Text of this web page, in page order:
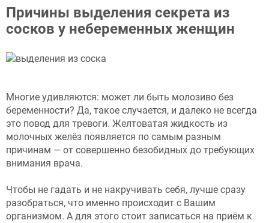
Причины выделения секрета из
сосков у небеременных женщин
Многие удивляются: может ли быть молозиво без
беременности? Да, такое случается, и далеко не всегда
это повод для тревоги. Желтоватая жидкость из
молочных желёз появляется по самым разным
причинам — от совершенно безобидных до требующих
внимания врача.
Чтобы не гадать и не накручивать себя, лучше сразу
разобраться, что именно происходит с Вашим
организмом. А для этого стоит записаться на приём к